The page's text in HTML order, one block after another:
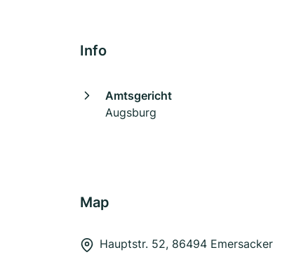
Info
Amtsgericht
Augsburg
Map
Hauptstr. 52, 86494 Emersacker